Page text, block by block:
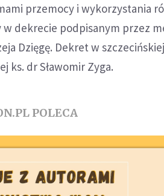
przemocy i wykorzystania
dekrecie podpisanym przez
Dzięgę. Dekret w
ks. dr Sławomir Zyga.
POLECA